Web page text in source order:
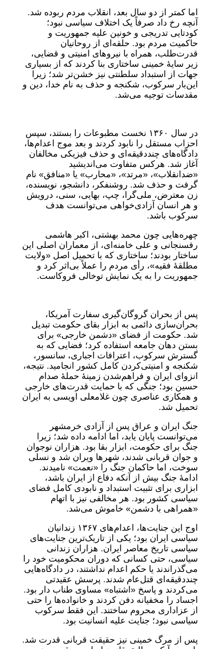
اما کمتر از دو سال بعد، انقلاب مردم ربوده شد.
آنچه رخ داد صرفاً یک اختلاف سیاسی نبود؛
کودتایی تدریجی و خونین علیه جمهوریت و
حاکمیت مردم بود. حلقه‌ای از روحانیان
قدرت‌طلب، همراه با نیروهای امنیتی و قضایی،
زیر سایهٔ خمینی ساختاری بنا کردند که از بسیاری
جهات از استبداد سلطنتی نیز خشن‌تر شد؛ زیرا
این‌بار سرکوب، شکنجه و حذف به نام خدا، دین و
مقدسات توجیه می‌شد.
در سال ۱۳۶۰ نخست مطبوعات را بستند، سپس
احزاب مستقل را نابود کردند و بعد موج اعدام‌ها،
دادگاه‌های چنددقیقه‌ای و حذف فیزیکی مخالفان
آغاز شد. هرکس متفاوت می‌اندیشید
«ضدانقلاب»، «مرتد»، «محارب» یا «منافق» نام
گرفت و حذف شد. روشنفکر، دانشجو، نویسنده،
زن معترض، ملی‌گرا، چپ، بهایی، سنی، درویش
و هر انسان آزادی‌خواهی می‌توانست هدف
سرکوب باشد.
چهره‌هایی چون محمد بهشتی، اکبر هاشمی
رفسنجانی و علی خامنه‌ای، از معماران اصلی این
ساختار بودند؛ ساختاری که با تحمیل اصل «ولایت
مطلقهٔ فقیه»، رأی مردم را عملاً بی‌اثر کرد و
جمهوریت را به یک نمایش توخالی فروکاست.
پس از بحران گروگان‌گیری سفارت آمریکا،
بحران‌سازی دائمی به ابزار بقای حکومت تبدیل
شد. حکومت از فضای «دشمن خارجی» برای
بستن دهان جامعه استفاده کرد؛ فضایی که به
گسترش سرکوب، اعترافات اجباری، سانسور،
شکنجه و امنیتی‌کردن کامل کشور انجامید. نتیجه،
انزوای ایران و فراهم‌شدن زمینهٔ حملهٔ صدام
حسین بود؛ جنگی که با حمایت قدرت‌های خارجی
و همکاری عناصری چون غلامعلی اویسی به ایران
تحمیل شد.
جنگ ایران و عراق پس از آزادی خرمشهر
می‌توانست پایان یابد، اما ادامه داده شد؛ زیرا
جنگ برای حکومت، ابزار بقا بود. هزاران نوجوان
و جوان قربانی شدند، شهرها ویران شد و نسلی
سوخت، اما حاکمان جنگ را «نعمت» نامیدند.
ادامهٔ جنگ بیش از آنکه دفاع از ایران باشد،
ابزاری برای تثبیت استبداد و نابودی کامل فضای
سیاسی کشور بود. هر مخالفی نیز با اتهام
«همراهی با دشمن» خاموش می‌شد.
اوج این جنایت‌ها، اعدام‌های ۱۳۶۷ زندانیان
سیاسی ایران بود؛ یکی از تاریک‌ترین جنایت‌های
سیاسی تاریخ معاصر ایران. هزاران زندانی
سیاسی، حتی کسانی که دوران محکومیت خود را
می‌گذراندند یا حکم اعدام نداشتند، در دادگاه‌هایی
چنددقیقه‌ای قتل‌عام شدند. پرسش عقیدتی
می‌کردند و پاسخ «اشتباه» مساوی طناب دار بود.
اجساد را مخفیانه دفن کردند و خانواده‌ها را حتی
از عزاداری محروم ساختند. این فقط سرکوب
سیاسی نبود؛ جنایت علیه انسانیت بود.
پس از مرگ خمینی نیز حقیقت قربانی قدرت شد.